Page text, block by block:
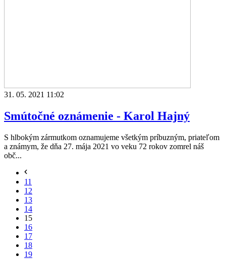
31. 05. 2021 11:02
Smútočné oznámenie - Karol Hajný
S hlbokým zármutkom oznamujeme všetkým príbuzným, priateľom
a známym, že dňa 27. mája 2021 vo veku 72 rokov zomrel náš
obč...
11
12
13
14
15
16
17
18
19